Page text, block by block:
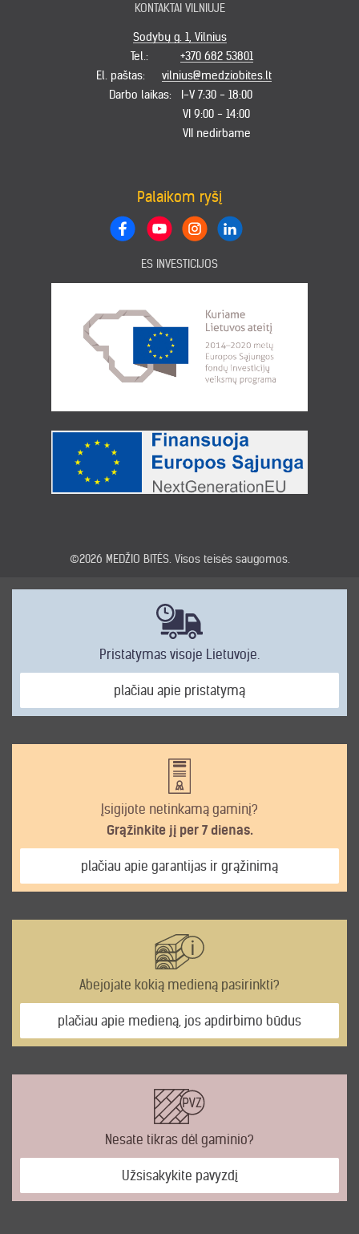
KONTAKTAI VILNIUJE
Sodybų g. 1, Vilnius
Tel.:
+370 682 53801
El. paštas:
vilnius@medziobites.lt
Darbo laikas:
I-V 7:30 - 18:00
VI 9:00 - 14:00
VII nedirbame
Palaikom ryšį
ES INVESTICIJOS
©2026 MEDŽIO BITĖS. Visos teisės saugomos.
Pristatymas visoje Lietuvoje.
plačiau apie pristatymą
Įsigijote netinkamą gaminį?
Grąžinkite jį per 7 dienas.
plačiau apie garantijas ir grąžinimą
Abejojate kokią medieną pasirinkti?
plačiau apie medieną, jos apdirbimo būdus
Nesate tikras dėl gaminio?
Užsisakykite pavyzdį